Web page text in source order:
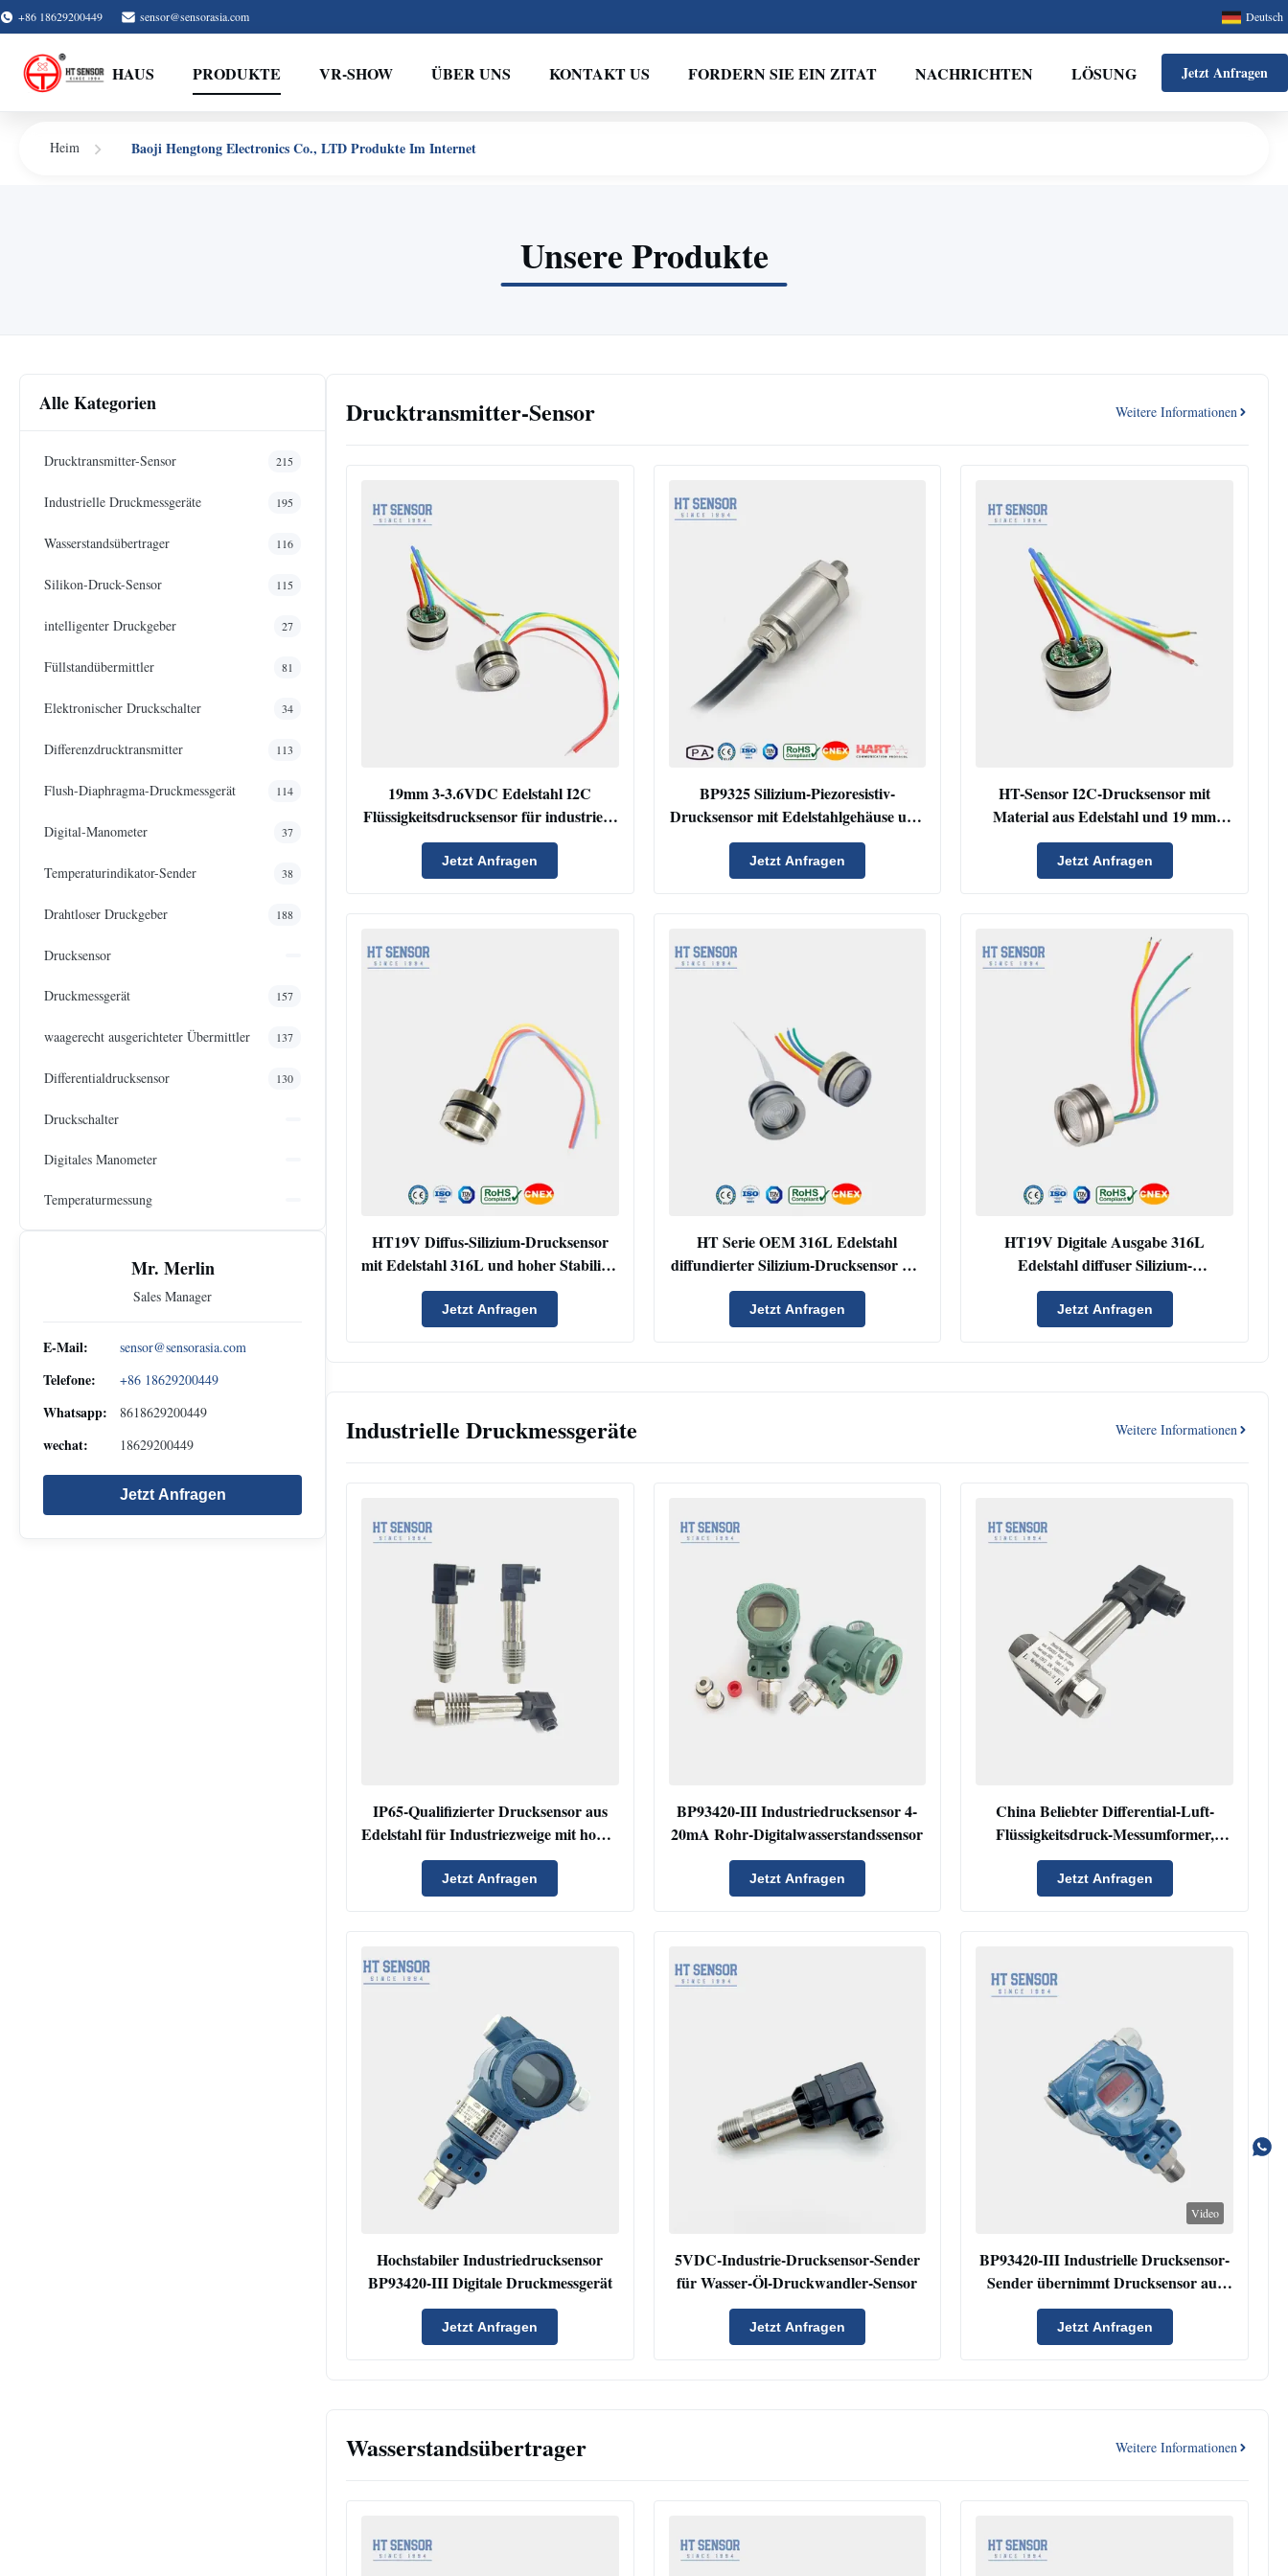
+86 18629200449 sensor@sensorasia.com Deutsch
HAUS PRODUKTE VR-SHOW ÜBER UNS KONTAKT US FORDERN SIE EIN ZITAT NACHRICHTEN LÖSUNG Jetzt Anfragen
Heim Baoji Hengtong Electronics Co., LTD Produkte Im Internet
Unsere Produkte
Alle Kategorien
Drucktransmitter-Sensor 215
Industrielle Druckmessgeräte 195
Wasserstandsübertrager 116
Silikon-Druck-Sensor 115
intelligenter Druckgeber 27
Füllstandübermittler 81
Elektronischer Druckschalter 34
Differenzdrucktransmitter 113
Flush-Diaphragma-Druckmessgerät 114
Digital-Manometer 37
Temperaturindikator-Sender 38
Drahtloser Druckgeber 188
Drucksensor
Druckmessgerät 157
waagerecht ausgerichteter Übermittler 137
Differentialdrucksensor 130
Druckschalter
Digitales Manometer
Temperaturmessung
Mr. Merlin
Sales Manager
E-Mail: sensor@sensorasia.com
Telefone: +86 18629200449
Whatsapp: 8618629200449
wechat: 18629200449
Jetzt Anfragen
Drucktransmitter-Sensor Weitere Informationen
19mm 3-3.6VDC Edelstahl I2C
Flüssigkeitsdrucksensor für industrielle
Anwendungen
Jetzt Anfragen
BP9325 Silizium-Piezoresistiv-
Drucksensor mit Edelstahlgehäuse und
analoger Ausgabe
Jetzt Anfragen
HT-Sensor I2C-Drucksensor mit
Material aus Edelstahl und 19 mm
Größe für die Niveaudruckprüfung
Jetzt Anfragen
HT19V Diffus-Silizium-Drucksensor
mit Edelstahl 316L und hoher Stabilität
für Gas- und Flüssigkeitsmessung
Jetzt Anfragen
HT Serie OEM 316L Edelstahl
diffundierter Silizium-Drucksensor mit
IP65 Schutz
Jetzt Anfragen
HT19V Digitale Ausgabe 316L
Edelstahl diffuser Silizium-
Drucksensor-Sender
Jetzt Anfragen
Industrielle Druckmessgeräte Weitere Informationen
IP65-Qualifizierter Drucksensor aus
Edelstahl für Industriezweige mit hoher
Temperatur
Jetzt Anfragen
BP93420-III Industriedrucksensor 4-
20mA Rohr-Digitalwasserstandssensor
Jetzt Anfragen
China Beliebter Differential-Luft-
Flüssigkeitsdruck-Messumformer,
Füllstandsdrucksensor-Wandler
Jetzt Anfragen
Hochstabiler Industriedrucksensor
BP93420-III Digitale Druckmessgerät
Jetzt Anfragen
5VDC-Industrie-Drucksensor-Sender
für Wasser-Öl-Druckwandler-Sensor
Jetzt Anfragen
Video
BP93420-III Industrielle Drucksensor-
Sender übernimmt Drucksensor aus
Edelstahl
Jetzt Anfragen
Wasserstandsübertrager Weitere Informationen